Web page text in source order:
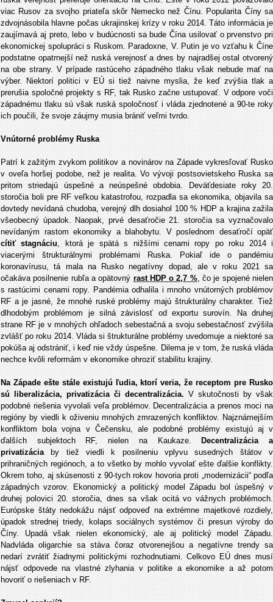
viac Rusov za svojho priateľa skôr Nemecko než Čínu. Popularita Číny sa
zdvojnásobila hlavne počas ukrajinskej krízy v roku 2014. Táto informácia je
zaujímavá aj preto, lebo v budúcnosti sa bude Čína usilovať o prvenstvo pri
ekonomickej spolupráci s Ruskom. Paradoxne, V. Putin je vo vzťahu k Číne
podstatne opatrnejší než ruská verejnosť a dnes by najradšej ostal otvorený
na obe strany. V prípade rastúceho západného tlaku však nebude mať na
výber. Niektorí politici v EÚ si tiež naivne myslia, že keď zvýšia tlak a
prerušia spoločné projekty s RF, tak Rusko začne ustupovať. V odpore voči
západnému tlaku sú však ruská spoločnosť i vláda zjednotené a 90-te roky
ich poučili, že svoje záujmy musia brániť veľmi tvrdo.
Vnútorné problémy Ruska
Patrí k zažitým zvykom politikov a novinárov na Západe vykresľovať Rusko
v oveľa horšej podobe, než je realita. Vo vývoji postsovietskeho Ruska sa
pritom striedajú úspešné a neúspešné obdobia. Deväťdesiate roky 20.
storočia boli pre RF veľkou katastrofou, rozpadla sa ekonomika, objavila sa
dovtedy nevídaná chudoba, verejný dlh dosiahol 100 % HDP a krajina zažila
všeobecný úpadok. Naopak, prvé desaťročie 21. storočia sa vyznačovalo
nevídaným rastom ekonomiky a blahobytu. V poslednom desaťročí opäť
cítiť stagnáciu, ktorá je spätá s nižšími cenami ropy po roku 2014 i
viacerými štrukturálnymi problémami Ruska. Pokiaľ ide o pandémiu
koronavírusu, tá mala na Rusko negatívny dopad, ale v roku 2021 sa
očakáva posilnenie rubľa a opätovný rast HDP o 2,7 %, čo je spojené nielen
s rastúcimi cenami ropy. Pandémia odhalila i mnoho vnútorných problémov
RF a je jasné, že mnohé ruské problémy majú štrukturálny charakter. Tiež
dlhodobým problémom je silná závislosť od exportu surovín. Na druhej
strane RF je v mnohých ohľadoch sebestačná a svoju sebestačnosť zvýšila
zvlášť po roku 2014. Vláda si štrukturálne problémy uvedomuje a niektoré sa
pokúša aj odstrániť, i keď nie vždy úspešne. Dilema je v tom, že ruská vláda
nechce kvôli reformám v ekonomike ohroziť stabilitu krajiny.
Na Západe ešte stále existujú ľudia, ktorí veria, že receptom pre Rusko
sú liberalizácia, privatizácia či decentralizácia. V skutočnosti by však
podobné riešenia vyvolali veľa problémov. Decentralizácia a prenos moci na
regióny by viedli k oživeniu mnohých zmrazených konfliktov. Najznámejším
konfliktom bola vojna v Čečensku, ale podobné problémy existujú aj v
ďalších subjektoch RF, nielen na Kaukaze.
Decentralizácia a
privatizáciaby tiež viedli k posilneniu vplyvu susedných štátov v
prihraničných regiónoch, a to všetko by mohlo vyvolať ešte ďalšie konflikty.
Okrem toho, aj skúsenosti z 90-tych rokov hovoria proti „modernizácii“ podľa
západných vzorov. Ekonomický a politický model Západu bol úspešný v
druhej polovici 20. storočia, dnes sa však ocitá vo vážnych problémoch.
Európske štáty nedokážu nájsť odpoveď na extrémne majetkové rozdiely,
úpadok strednej triedy, kolaps sociálnych systémov či presun výroby do
Číny. Upadá však nielen ekonomický, ale aj politický model Západu.
Nadvláda oligarchie sa stáva čoraz otvorenejšou a negatívne trendy sa
nedarí zvrátiť žiadnymi politickými rozhodnutiami. Celkovo EÚ dnes musí
nájsť odpovede na vlastné zlyhania v politike a ekonomike a až potom
hovoriť o riešeniach v RF.